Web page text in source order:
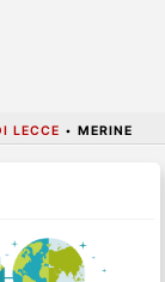
LECCE • MERINE